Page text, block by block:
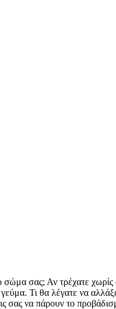
σας; Αν τρέχατε χωρίς
Τι θα λέγατε να
σας να πάρουν το